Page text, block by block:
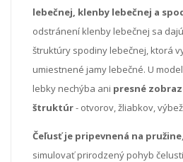
lebečnej, klenby lebečnej a
odstránení klenby lebečnej sa
štruktúry spodiny lebečnej, ktorá
umiestnené jamy lebečné. U
lebky nechýba ani presné
štruktúr- otvorov, žliabkov,
Čeľusť je pripevnená na pružine
simulovať prirodzený pohyb